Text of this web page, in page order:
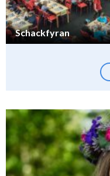
Schackfyran